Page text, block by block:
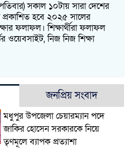
সকাল ১০টায় সারা দেশের
হবে ২০২৫ সালের
ফলাফল। শিক্ষার্থীরা ফলাফল
ওয়েবসাইট, নিজ নিজ শিক্ষা
জনপ্রিয় সংবাদ
মধুপুর উপজেলা চেয়ারম্যান পদে
জাকির হোসেন সরকারকে নিয়ে
তৃণমূলে ব্যাপক প্রত্যাশা